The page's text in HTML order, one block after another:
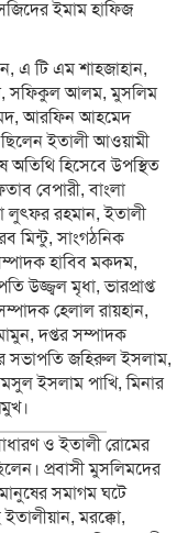
ইমাম হাফিজ
এ টি এম শাহজাহান,
সফিকুল আলম, মুসলিম
আরফিন আহমেদ
ছিলেন ইতালী আওয়ামী
অতিথি হিসেবে উপস্থিত
বেপারী, বাংলা
লুত্ফর রহমান, ইতালী
মিন্টু, সাংগঠনিক
হাবিব মকদম,
উজ্জ্বল মৃধা, ভারপ্রাপ্ত
হেলাল রায়হান,
দপ্তর সম্পাদক
সভাপতি জহিরুল ইসলাম,
ইসলাম পাখি, মিনার
ও ইতালী রোমের
প্রবাসী মুসলিমদের
সমাগম ঘটে
মরক্কো,